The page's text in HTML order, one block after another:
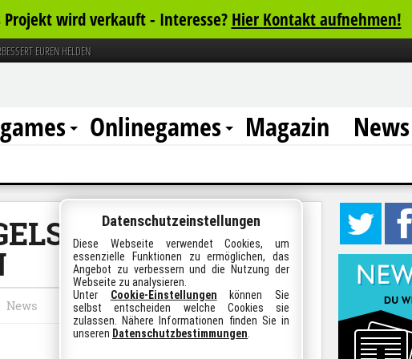
Projekt wird verkauft - Interesse? Hier Kontakt aufnehmen!
EUREN HELDEN
Onlinegames Magazin News
2 VERBESSERT
News
0 12
Datenschutzeinstellungen
Diese Webseite verwendet Cookies, um
essenzielle Funktionen zu ermöglichen, das
Angebot zu verbessern und die Nutzung der
Webseite zu analysieren.
Unter Cookie-Einstellungen können Sie
selbst entscheiden welche Cookies sie
zulassen. Nähere Informationen finden Sie in
unseren Datenschutzbestimmungen